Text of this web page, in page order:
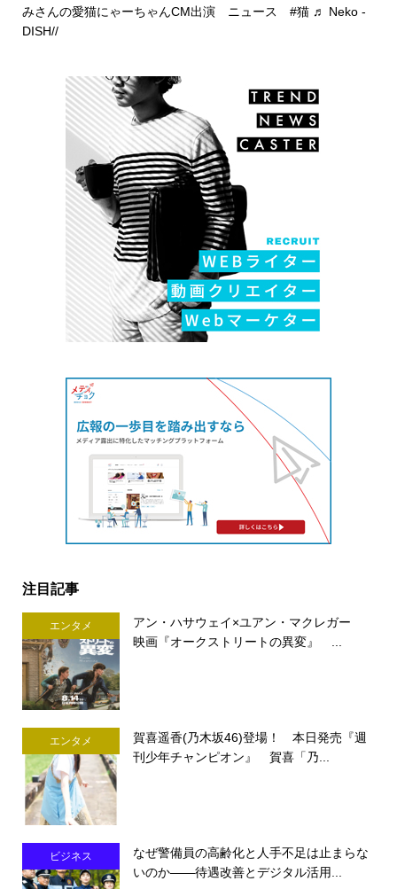
みさんの愛猫にゃーちゃんCM出演 ニュース #猫 ♬ Neko -
DISH//
注目記事
エンタメ
アン・ハサウェイ×ユアン・マクレガー
映画『オークストリートの異変』 ...
エンタメ
賀喜遥香(乃木坂46)登場！ 本日発売『週
刊少年チャンピオン』 賀喜「乃...
ビジネス
なぜ警備員の高齢化と人手不足は止まらな
いのか――待遇改善とデジタル活用...